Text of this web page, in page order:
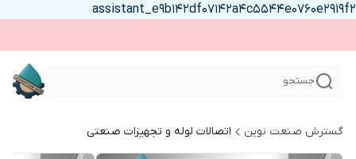
assistant_e9b142df07142a4c5544e0760e2919f2
جستجو
گسترش صنعت نوین اتصالات لوله و تجهیزات صنعتی